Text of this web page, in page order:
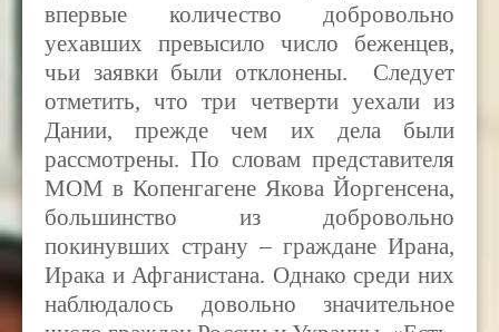
впервые количество добровольно
уехавших превысило число беженцев,
чьи заявки были отклонены. Следует
отметить, что три четверти уехали из
Дании, прежде чем их дела были
рассмотрены. По словам представителя
MOM в Копенгагене Якова Йоргенсена,
большинство из добровольно
покинувших страну – граждане Ирана,
Ирака и Афганистана. Однако среди них
наблюдалось довольно значительное